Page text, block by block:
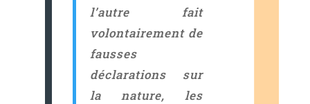
l’autre fait
volontairement de
fausses
déclarations sur
la nature, les